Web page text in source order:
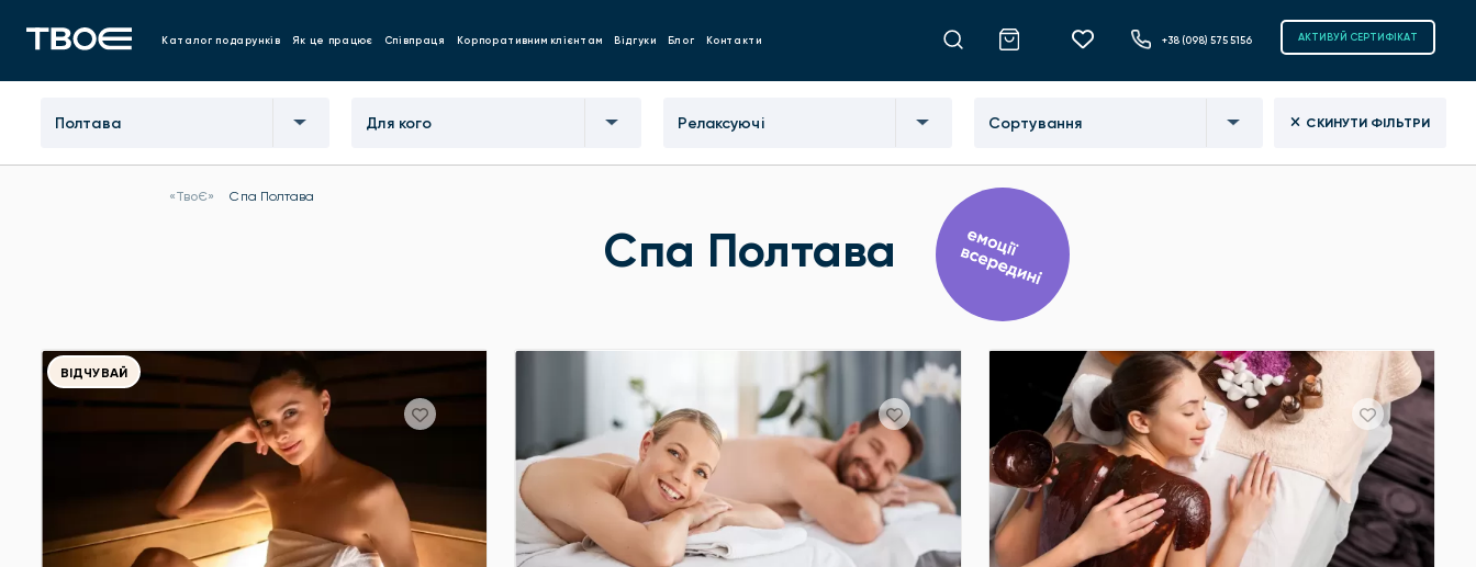
Каталог подарунків Як це працює Співпраця Корпоративним клієнтам Відгуки Блог Контакти +38 (098) 575 5156 АКТИВУЙ СЕРТИФІКАТ
Полтава Для кого Релаксуючі Сортування СКИНУТИ ФІЛЬТРИ
«ТвоЄ» Спа Полтава
Спа Полтава
ВІДЧУВАЙ